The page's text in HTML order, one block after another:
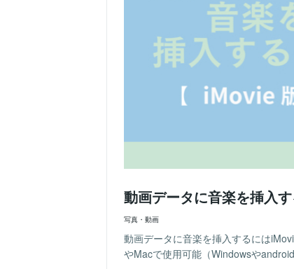
動画データに音楽を挿入
写真・動画
動画データに音楽を挿入するには
やMacで使用可能（Windowsや